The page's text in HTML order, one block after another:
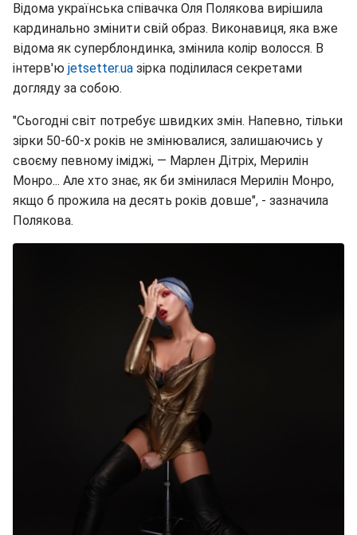
Відома українська співачка Оля Полякова вирішила
кардинально змінити свій образ. Виконавиця, яка вже
відома як суперблондинка, змінила колір волосся. В
інтерв'ю jetsetter.ua зірка поділилася секретами
догляду за собою.
"Сьогодні світ потребує швидких змін. Напевно, тільки
зірки 50-60-х років не змінювалися, залишаючись у
своєму певному іміджі, — Марлен Дітріх, Мерилін
Монро... Але хто знає, як би змінилася Мерилін Монро,
якщо б прожила на десять років довше", - зазначила
Полякова.